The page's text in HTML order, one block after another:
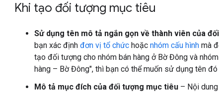
Khi tạo đối tượng mục tiêu
Sử dụng tên mô tả ngắn gọn về thành viên của
bạn xác định đơn vị tổ chức hoặc nhóm cấu hình mà
tạo đối tượng cho nhóm bán hàng ở Bờ Đông và
hàng – Bờ Đông", thì bạn có thể muốn sử dụng tên
Mô tả mục đích của đối tượng mục tiêu – Nội